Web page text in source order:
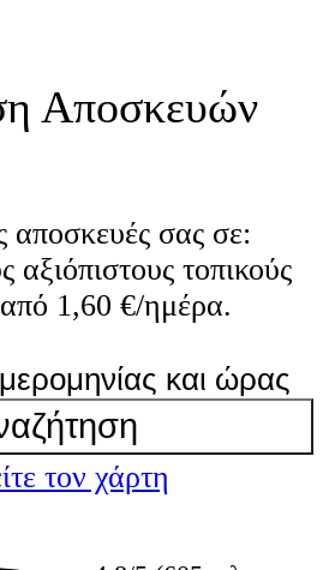
Αποσκευών
αποσκευές σας σε:
τοπικούς
1,60 €/ημέρα.
και ώρας
τον χάρτη